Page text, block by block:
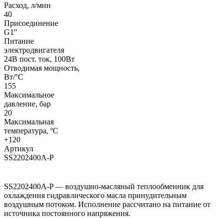
Расход, л/мин
40
Присоединение
G1"
Питание
электродвигателя
24В пост. ток, 100Вт
Отводимая мощность,
Вт/°C
155
Максимальное
давление, бар
20
Максимальная
температура, ºС
+120
Артикул
SS2202400A-P
SS2202400A-P — воздушно-масляный теплообменник для
охлаждения гидравлического масла принудительным
воздушным потоком. Исполнение рассчитано на питание от
источника постоянного напряжения.